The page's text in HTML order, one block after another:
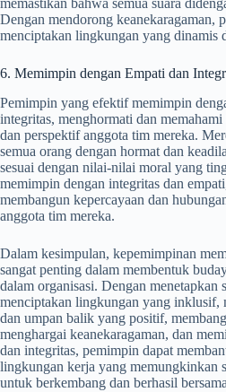
memastikan bahwa semua suara
Dengan mendorong keanekaragaman,
menciptakan lingkungan yang dinamis
6. Memimpin dengan Empati dan
Pemimpin yang efektif memimpin
integritas, menghormati dan memahami
dan perspektif anggota tim mereka.
semua orang dengan hormat dan
sesuai dengan nilai-nilai moral yang
memimpin dengan integritas dan
membangun kepercayaan dan
anggota tim mereka.
Dalam kesimpulan, kepemimpinan
sangat penting dalam membentuk
dalam organisasi. Dengan menetapkan
menciptakan lingkungan yang inklusif,
dan umpan balik yang positif,
menghargai keanekaragaman, dan
dan integritas, pemimpin dapat
lingkungan kerja yang memungkinkan
untuk berkembang dan berhasil